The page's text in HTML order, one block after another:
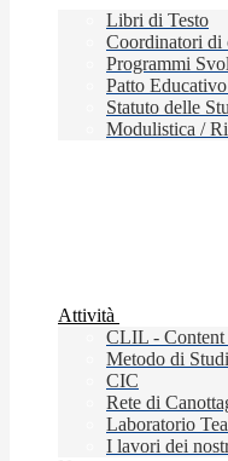
Libri di Testo
Coordinatori di
Programmi
Patto
Statuto delle
Modulistica /
Attività
CLIL - Content
Metodo di
CIC
Rete di
Laboratorio
I lavori dei